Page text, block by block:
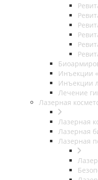
Инъекции
Инъекции
Лечение
Лазерная
Лазерная
Лазерная
Лазерная